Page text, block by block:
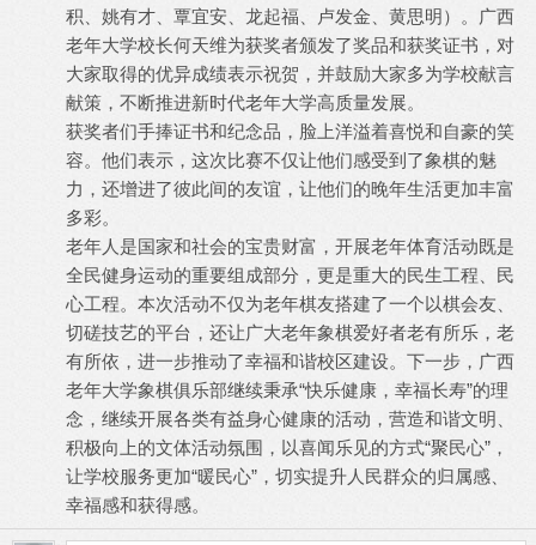
积、姚有才、覃宜安、龙起福、卢发金、黄思明）。广西
老年大学校长何天维为获奖者颁发了奖品和获奖证书，对
大家取得的优异成绩表示祝贺，并鼓励大家多为学校献言
献策，不断推进新时代老年大学高质量发展。
获奖者们手捧证书和纪念品，脸上洋溢着喜悦和自豪的笑
容。他们表示，这次比赛不仅让他们感受到了象棋的魅
力，还增进了彼此间的友谊，让他们的晚年生活更加丰富
多彩。
老年人是国家和社会的宝贵财富，开展老年体育活动既是
全民健身运动的重要组成部分，更是重大的民生工程、民
心工程。本次活动不仅为老年棋友搭建了一个以棋会友、
切磋技艺的平台，还让广大老年象棋爱好者老有所乐，老
有所依，进一步推动了幸福和谐校区建设。下一步，广西
老年大学象棋俱乐部继续秉承“快乐健康，幸福长寿”的理
念，继续开展各类有益身心健康的活动，营造和谐文明、
积极向上的文体活动氛围，以喜闻乐见的方式“聚民心”，
让学校服务更加“暖民心”，切实提升人民群众的归属感、
幸福感和获得感。